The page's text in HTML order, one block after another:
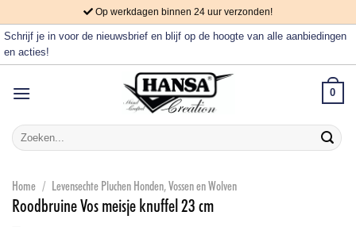
to
content
Op werkdagen binnen 24 uur verzonden!
Schrijf je in voor de nieuwsbrief en blijf op de hoogte van alle aanbiedingen
en acties!
0
Zoeken
naar:
Home / Levensechte Pluchen Honden, Vossen en Wolven
Roodbruine Vos meisje knuffel 23 cm